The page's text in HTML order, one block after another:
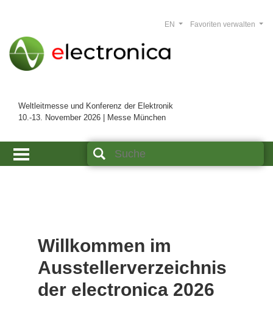
Weltleitmesse und Konferenz der Elektronik
10.-13. November 2026 | Messe München
Favoriten verwalten
EN
Willkommen im
Ausstellerverzeichnis
der electronica 2026